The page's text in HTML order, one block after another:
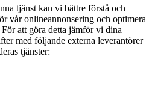
tjänst kan vi bättre förstå och
vår onlineannonsering och optimera
att göra detta jämför vi dina
med följande externa leverantörer
tjänster: